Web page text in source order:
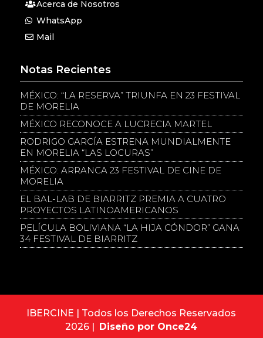
Acerca de Nosotros
WhatsApp
Mail
Notas Recientes
MÉXICO: “LA RESERVA” TRIUNFA EN 23 FESTIVAL
DE MORELIA
MÉXICO RECONOCE A LUCRECIA MARTEL
RODRIGO GARCÍA ESTRENA MUNDIALMENTE
EN MORELIA “LAS LOCURAS”
MÉXICO: ARRANCA 23 FESTIVAL DE CINE DE
MORELIA
EL BAL-LAB DE BIARRITZ PREMIA A CUATRO
PROYECTOS LATINOAMERICANOS
PELÍCULA BOLIVIANA “LA HIJA CÓNDOR” GANA
34 FESTIVAL DE BIARRITZ
IBERCINE | Todos los Derechos Reservados
2026 | Diseño por Once24